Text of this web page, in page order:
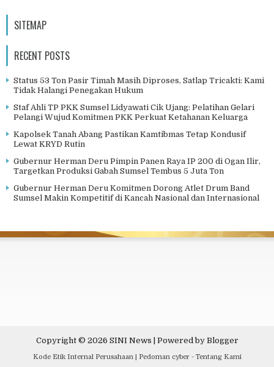
SITEMAP
RECENT POSTS
Status 53 Ton Pasir Timah Masih Diproses, Satlap Tricakti: Kami
Tidak Halangi Penegakan Hukum
Staf Ahli TP PKK Sumsel Lidyawati Cik Ujang: Pelatihan Gelari
Pelangi Wujud Komitmen PKK Perkuat Ketahanan Keluarga
Kapolsek Tanah Abang Pastikan Kamtibmas Tetap Kondusif
Lewat KRYD Rutin
Gubernur Herman Deru Pimpin Panen Raya IP 200 di Ogan Ilir,
Targetkan Produksi Gabah Sumsel Tembus 5 Juta Ton
Gubernur Herman Deru Komitmen Dorong Atlet Drum Band
Sumsel Makin Kompetitif di Kancah Nasional dan Internasional
Copyright © 2026 SINI News | Powered by Blogger
Kode Etik Internal Perusahaan| Pedoman cyber- Tentang Kami